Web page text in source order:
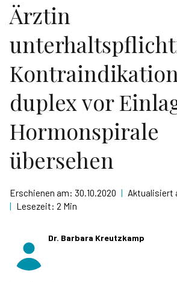
Ärztin
duplex vor
Hormonspirale
übersehen
Erschienen am: 30.10.2020 | Aktualisiert
| Lesezeit: 2 Min
Dr. Barbara Kreutzkamp